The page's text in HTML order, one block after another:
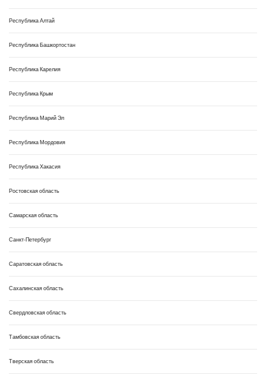
Республика Алтай
Республика Башкортостан
Республика Карелия
Республика Крым
Республика Марий Эл
Республика Мордовия
Республика Хакасия
Ростовская область
Самарская область
Санкт-Петербург
Саратовская область
Сахалинская область
Свердловская область
Тамбовская область
Тверская область